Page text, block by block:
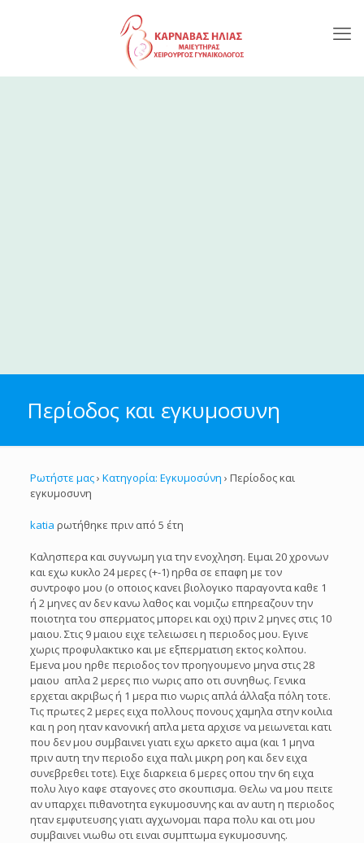
Περίοδος και εγκυμοσυνη
Ρωτήστε μας› Κατηγορία: Εγκυμοσύνη › Περίοδος και
εγκυμοσυνη
katia ρωτήθηκε πριν από 5 έτη
Καλησπερα και συγνωμη για την ενοχληση. Ειμαι 20 χρονων
και εχω κυκλο 24 μερες (+-1) ηρθα σε επαφη με τον
συντροφο μου (ο οποιος κανει βιολογικο παραγοντα καθε 1
ή 2 μηνες αν δεν κανω λαθος και νομιζω επηρεαζουν την
ποιοτητα του σπερματος μπορει και οχι) πριν 2 μηνες στις 10
μαιου. Στις 9 μαιου ειχε τελειωσει η περιοδος μου. Εγινε
χωρις προφυλακτικο και με εξπερματιση εκτος κολπου.
Εμενα μου ηρθε περιοδος τον προηγουμενο μηνα στις 28
μαιου απλα 2 μερες πιο νωρις απο οτι συνηθως. Γενικα
ερχεται ακριβως ή 1 μερα πιο νωρις απλά άλλαξα πόλη τοτε.
Τις πρωτες 2 μερες ειχα πολλους πονους χαμηλα στην κοιλια
και η ροη ηταν κανονική απλα μετα αρχισε να μειωνεται κατι
που δεν μου συμβαινει γιατι εχω αρκετο αιμα (και 1 μηνα
πριν αυτη την περιοδο ειχα παλι μικρη ροη και δεν ειχα
συνεβρεθει τοτε). Ειχε διαρκεια 6 μερες οπου την 6η ειχα
πολυ λιγο καφε σταγονες στο σκουπισμα. Θελω να μου πειτε
αν υπαρχει πιθανοτητα εγκυμοσυνης και αν αυτη η περιοδος
ηταν εμφυτευσης γιατι αγχωνομαι παρα πολυ και οτι μου
συμβαινει νιωθω οτι ειναι συμπτωμα εγκυμοσυνης.